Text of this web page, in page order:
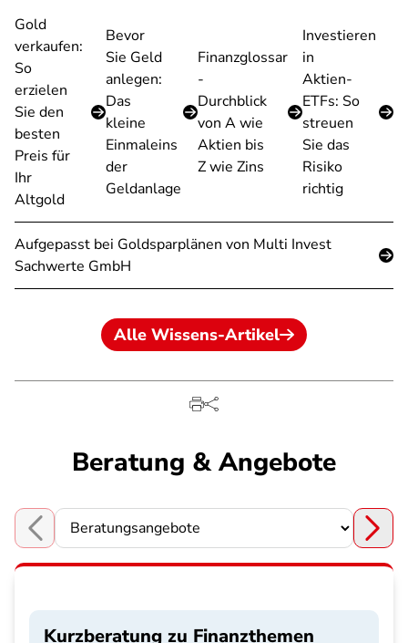
Gold
verkaufen:
So
erzielen
Sie den
besten
Preis für
Ihr
Altgold
Bevor
Sie Geld
anlegen:
Das
kleine
Einmaleins
der
Geldanlage
Finanzglossar
-
Durchblick
von A wie
Aktien bis
Z wie Zins
Investieren
in
Aktien-
ETFs: So
streuen
Sie das
Risiko
richtig
Aufgepasst bei Goldsparplänen von Multi Invest
Sachwerte GmbH
Alle Wissens-Artikel
Beratung & Angebote
Choose a section
Kurzberatung zu Finanzthemen